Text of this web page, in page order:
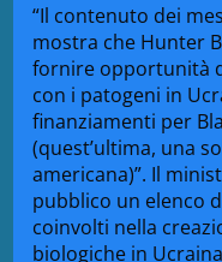
“Il contenuto dei
mostra che Hunter
fornire opportunità
con i patogeni in
finanziamenti per
(quest’ultima, una
americana)”. Il
pubblico un elenco
coinvolti nella
biologiche in